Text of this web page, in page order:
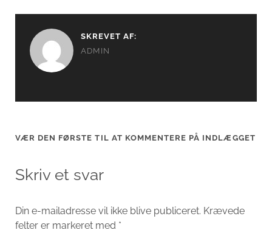
SKREVET AF:
ADMIN
VÆR DEN FØRSTE TIL AT KOMMENTERE PÅ INDLÆGGET
Skriv et svar
Din e-mailadresse vil ikke blive publiceret. Krævede
felter er markeret med *